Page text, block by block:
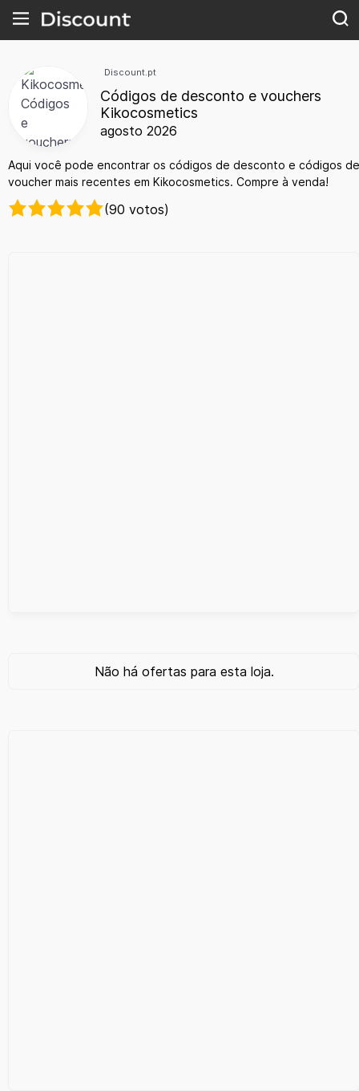
Discount.pt
Códigos de desconto e vouchers
Kikocosmetics
agosto 2026
Aqui você pode encontrar os códigos de desconto e códigos de
voucher mais recentes em Kikocosmetics. Compre à venda!
(90 votos)
Não há ofertas para esta loja.